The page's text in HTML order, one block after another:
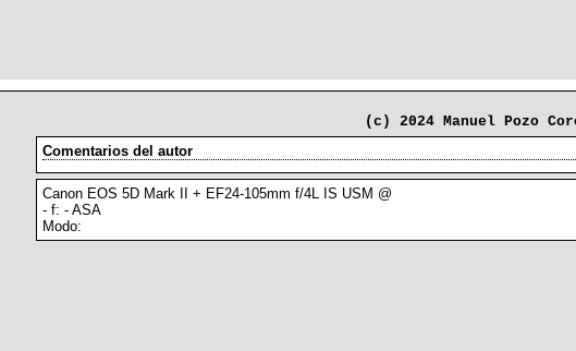
(c) 2024 Manuel Pozo
Comentarios del autor
Canon EOS 5D Mark II + EF24-105mm f/4L IS USM @
- f: - ASA
Modo: